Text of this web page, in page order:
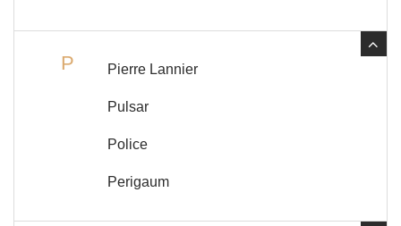
P Pierre Lannier
Pulsar
Police
Perigaum